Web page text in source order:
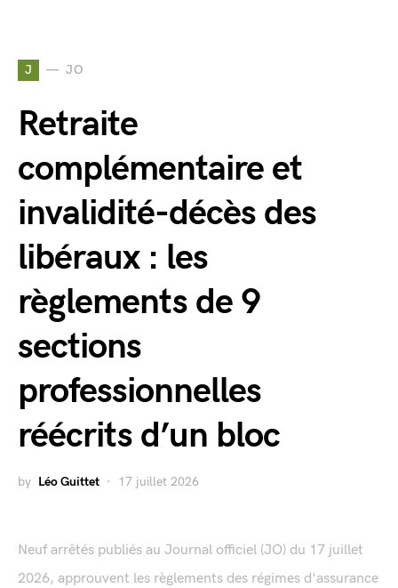
J JO
Retraite
complémentaire et
invalidité-décès des
libéraux : les
règlements de 9
sections
professionnelles
réécrits d’un bloc
by Léo Guittet 17 juillet 2026
Neuf arrêtés publiés au Journal officiel (JO) du 17 juillet
2026, approuvent les règlements des régimes d'assurance